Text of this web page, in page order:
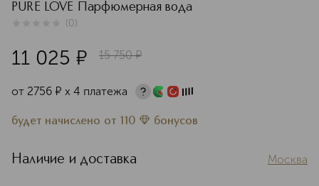
PURE LOVE Парфюмерная вода
(0)
11 025 ¤ 15 750 ¤
от 2756 ¤ х 4 платежа
будет начислено от 110 бонусов
Наличие и доставка Москва